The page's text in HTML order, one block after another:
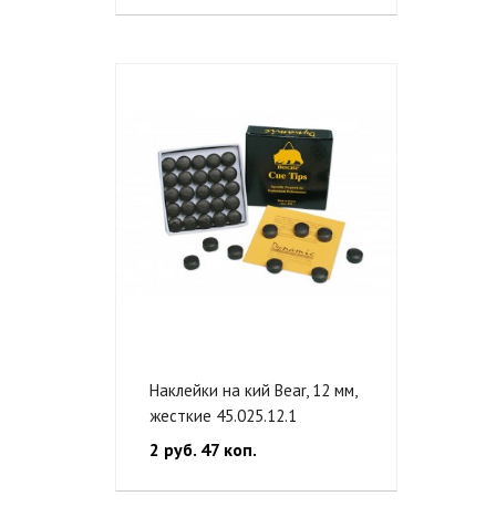
Наклейки на кий Bear, 12 мм,
жесткие 45.025.12.1
2 руб. 47 коп.